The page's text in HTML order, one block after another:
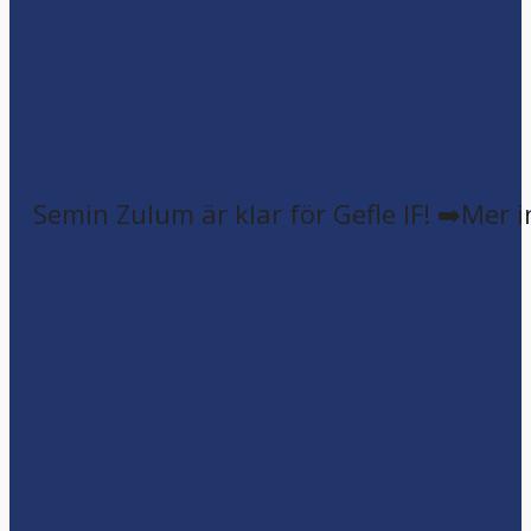
Semin Zulum är klar för Gefle IF! ➡️Mer